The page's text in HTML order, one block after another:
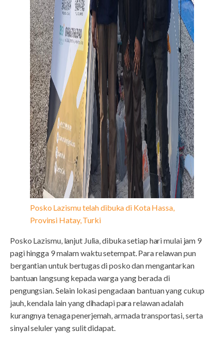
Posko Lazismu telah dibuka di Kota Hassa,
Provinsi Hatay, Turki
Posko Lazismu, lanjut Julia, dibuka setiap hari mulai jam 9
pagi hingga 9 malam waktu setempat. Para relawan pun
bergantian untuk bertugas di posko dan mengantarkan
bantuan langsung kepada warga yang berada di
pengungsian. Selain lokasi pengadaan bantuan yang cukup
jauh, kendala lain yang dihadapi para relawan adalah
kurangnya tenaga penerjemah, armada transportasi, serta
sinyal seluler yang sulit didapat.